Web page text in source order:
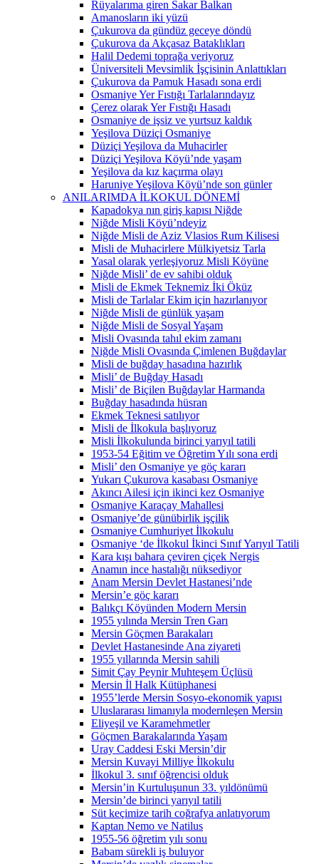
Rüyalarıma giren Sakar Balkan
Amanosların iki yüzü
Çukurova da gündüz geceye döndü
Çukurova da Akçasaz Bataklıkları
Halil Dedemi toprağa veriyoruz
Üniversiteli Mevsimlik İşçisinin Anlattıkları
Çukurova da Pamuk Hasadı sona erdi
Osmaniye Yer Fıstığı Tarlalarındayız
Çerez olarak Yer Fıstığı Hasadı
Osmaniye de işsiz ve yurtsuz kaldık
Yeşilova Düziçi Osmaniye
Düziçi Yeşilova da Muhacirler
Düziçi Yeşilova Köyü’nde yaşam
Yeşilova da kız kaçırma olayı
Haruniye Yeşilova Köyü’nde son günler
ANILARIMDA İLKOKUL DÖNEMİ
Kapadokya nın giriş kapısı Niğde
Niğde Misli Köyü’ndeyiz
Niğde Misli de Aziz Vlasios Rum Kilisesi
Misli de Muhacirlere Mülkiyetsiz Tarla
Yasal olarak yerleşiyoruz Misli Köyüne
Niğde Misli’ de ev sahibi olduk
Misli de Ekmek Teknemiz İki Öküz
Misli de Tarlalar Ekim için hazırlanıyor
Niğde Misli de günlük yaşam
Niğde Misli de Sosyal Yaşam
Misli Ovasında tahıl ekim zamanı
Niğde Misli Ovasında Çimlenen Buğdaylar
Misli de buğday hasadına hazırlık
Misli’ de Buğday Hasadı
Misli’ de Biçilen Buğdaylar Harmanda
Buğday hasadında hüsran
Ekmek Teknesi satılıyor
Misli de İlkokula başlıyoruz
Misli İlkokulunda birinci yarıyıl tatili
1953-54 Eğitim ve Öğretim Yılı sona erdi
Misli’ den Osmaniye ye göç kararı
Yukarı Çukurova kasabası Osmaniye
Akıncı Ailesi için ikinci kez Osmaniye
Osmaniye Karaçay Mahallesi
Osmaniye’de günübirlik işçilik
Osmaniye Cumhuriyet İlkokulu
Osmaniye ‘de İlkokul İkinci Sınıf Yarıyıl Tatili
Kara kışı bahara çeviren çiçek Nergis
Anamın ince hastalığı nüksediyor
Anam Mersin Devlet Hastanesi’nde
Mersin’e göç kararı
Balıkçı Köyünden Modern Mersin
1955 yılında Mersin Tren Garı
Mersin Göçmen Barakaları
Devlet Hastanesinde Ana ziyareti
1955 yıllarında Mersin sahili
Simit Çay Peynir Muhteşem Üçlüsü
Mersin İl Halk Kütüphanesi
1955’lerde Mersin Sosyo-ekonomik yapısı
Uluslararası limanıyla modernleşen Mersin
Eliyeşil ve Karamehmetler
Göçmen Barakalarında Yaşam
Uray Caddesi Eski Mersin’dir
Mersin Kuvayi Milliye İlkokulu
İlkokul 3. sınıf öğrencisi olduk
Mersin’in Kurtuluşunun 33. yıldönümü
Mersin’de birinci yarıyıl tatili
Süt keçimize tarih coğrafya anlatıyorum
Kaptan Nemo ve Natilus
1955-56 öğretim yılı sonu
Babam sürekli iş buluyor